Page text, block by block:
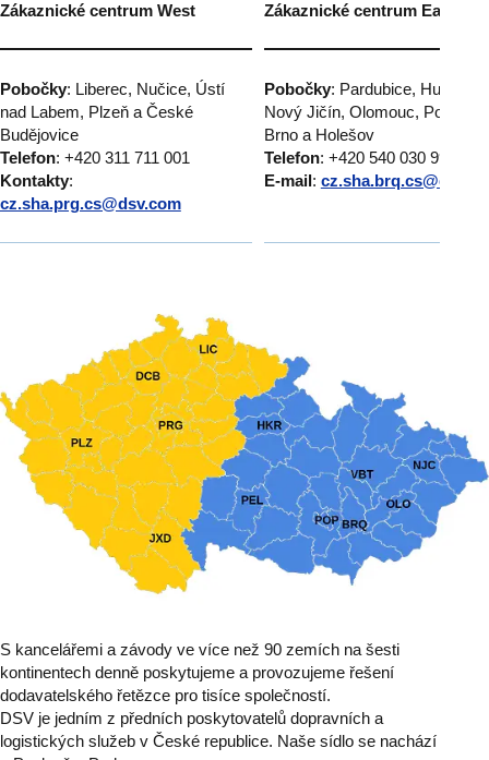
Zákaznické centrum West Zákaznické centrum East
Pobočky: Liberec, Nučice, Ústí
nad Labem, Plzeň a České
Budějovice
Telefon: +420 311 711 001
Kontakty:
cz.sha.prg.cs@dsv.com
Pobočky: Pardubice,
Nový Jičín, Olomouc, Popůvky,
Brno a Holešov
Telefon: +420 540 030 999
E-mail:
S kancelářemi a závody ve více než 90 zemích na šesti
kontinentech denně poskytujeme a provozujeme řešení
dodavatelského řetězce pro tisíce společností.
DSV je jedním z předních poskytovatelů dopravních a
logistických služeb v České republice. Naše sídlo se nachází